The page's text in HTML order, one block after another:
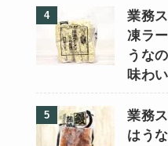
業務
凍ラ
うな
味わ
業務
はう